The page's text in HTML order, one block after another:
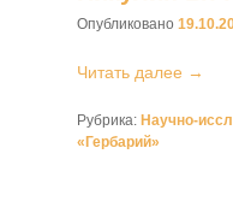
Опубликовано
Читать далее →
Рубрика: Научно-
«Гербарий»